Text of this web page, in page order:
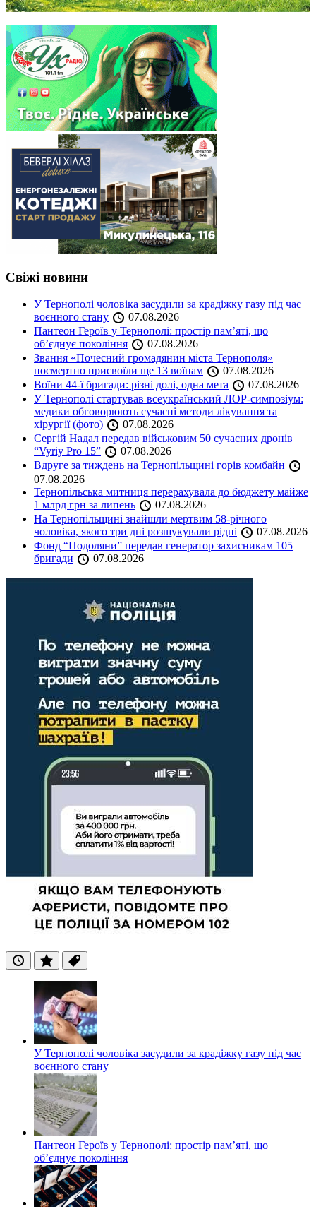
Свіжі новини
У Тернополі чоловіка засудили за крадіжку газу під час
воєнного стану
07.08.2026
Пантеон Героїв у Тернополі: простір пам’яті, що
об’єднує покоління
07.08.2026
Звання «Почесний громадянин міста Тернополя»
посмертно присвоїли ще 13 воїнам
07.08.2026
Воїни 44-ї бригади: різні долі, одна мета
07.08.2026
У Тернополі стартував всеукраїнський ЛОР-симпозіум:
медики обговорюють сучасні методи лікування та
хірургії (фото)
07.08.2026
Сергій Надал передав військовим 50 сучасних дронів
“Vyriy Pro 15”
07.08.2026
Вдруге за тиждень на Тернопільщині горів комбайн
07.08.2026
Тернопільська митниця перерахувала до бюджету майже
1 млрд грн за липень
07.08.2026
На Тернопільщині знайшли мертвим 58-річного
чоловіка, якого три дні розшукували рідні
07.08.2026
Фонд “Подоляни” передав генератор захисникам 105
бригади
07.08.2026
ОстанніПопулярні
Теги
У Тернополі чоловіка засудили за крадіжку газу під час
воєнного стану
Пантеон Героїв у Тернополі: простір пам’яті, що
об’єднує покоління